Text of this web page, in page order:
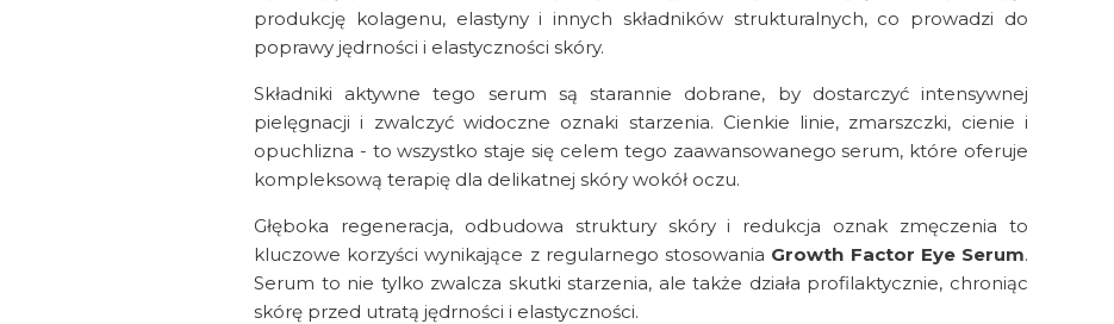
produkcję kolagenu, elastyny i innych składników strukturalnych, co prowadzi do
poprawy jędrności i elastyczności skóry.
Składniki aktywne tego serum są starannie dobrane, by dostarczyć intensywnej
pielęgnacji i zwalczyć widoczne oznaki starzenia. Cienkie linie, zmarszczki, cienie i
opuchlizna - to wszystko staje się celem tego zaawansowanego serum, które oferuje
kompleksową terapię dla delikatnej skóry wokół oczu.
Głęboka regeneracja, odbudowa struktury skóry i redukcja oznak zmęczenia to
kluczowe korzyści wynikające z regularnego stosowania Growth Factor Eye Serum.
Serum to nie tylko zwalcza skutki starzenia, ale także działa profilaktycznie, chroniąc
skórę przed utratą jędrności i elastyczności.